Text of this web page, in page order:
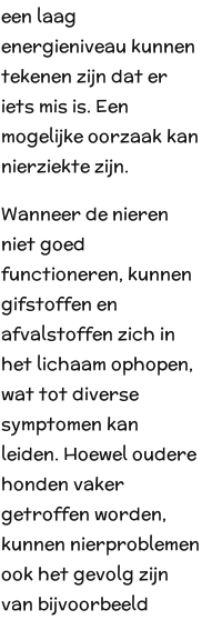
een laag
energieniveau kunnen
tekenen zijn dat er
iets mis is. Een
mogelijke oorzaak kan
nierziekte zijn.
Wanneer de nieren
niet goed
functioneren, kunnen
gifstoffen en
afvalstoffen zich in
het lichaam ophopen,
wat tot diverse
symptomen kan
leiden. Hoewel oudere
honden vaker
getroffen worden,
kunnen nierproblemen
ook het gevolg zijn
van bijvoorbeeld